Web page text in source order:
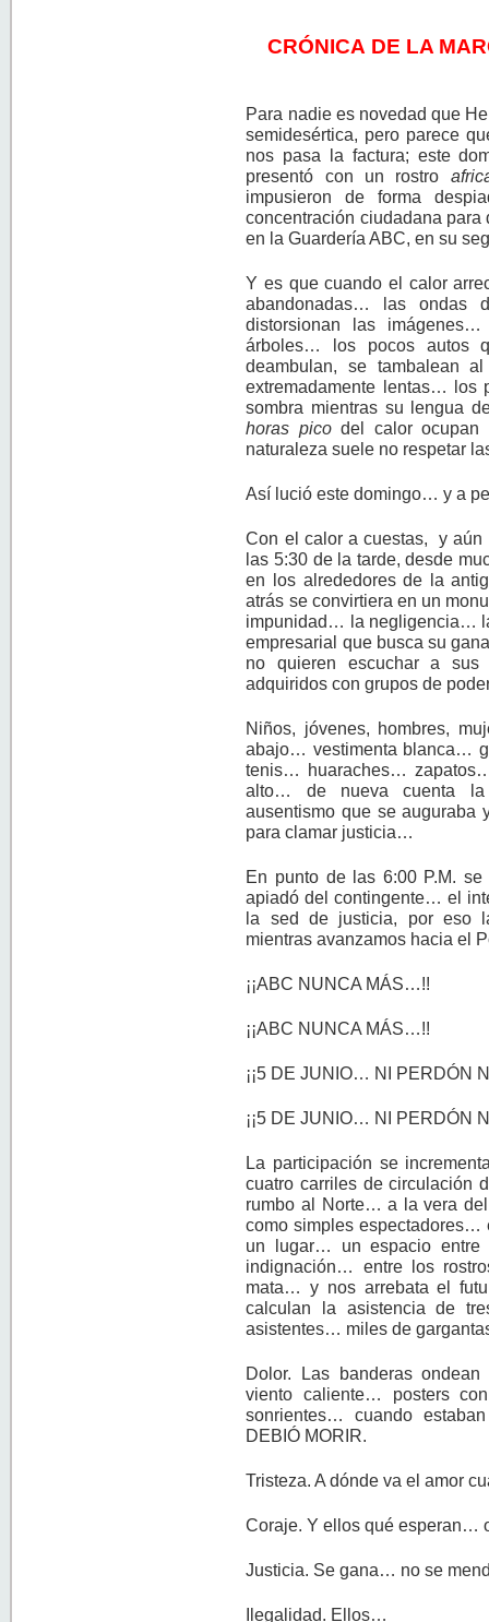
CRÓNICA DE LA
Para nadie es novedad que
semidesértica, pero parece
nos pasa la factura; este
presentó con un rostro
impusieron de forma
concentración ciudadana
en la Guardería ABC, en su
Y es que cuando el calor
abandonadas… las ondas
distorsionan las
árboles… los pocos autos
deambulan, se tambalean
extremadamente lentas… los
sombra mientras su lengua
horas picodel calor ocupan
naturaleza suele no respetar
Así lució este domingo… y a
Con el calor a cuestas, y aún
las 5:30 de la tarde, desde
en los alrededores de la
atrás se convirtiera en un
impunidad… la negligencia…
empresarial que busca su
no quieren escuchar a sus
adquiridos con grupos de
Niños, jóvenes, hombres,
abajo… vestimenta blanca…
tenis… huaraches…
alto… de nueva cuenta la
ausentismo que se auguraba
para clamar justicia…
En punto de las 6:00 P.M.
apiadó del contingente… el
la sed de justicia, por eso
mientras avanzamos hacia el
¡¡ABC NUNCA MÁS…!!
¡¡ABC NUNCA MÁS…!!
¡¡5 DE JUNIO… NI PERDÓN
¡¡5 DE JUNIO… NI PERDÓN
La participación se
cuatro carriles de circulación
rumbo al Norte… a la vera
como simples espectadores…
un lugar… un espacio
indignación… entre los
mata… y nos arrebata el
calculan la asistencia de
asistentes… miles de
Dolor. Las banderas
viento caliente… posters
sonrientes… cuando
DEBIÓ MORIR.
Tristeza. A dónde va el amor
Coraje. Y ellos qué
Justicia. Se gana… no se
Ilegalidad. Ellos…